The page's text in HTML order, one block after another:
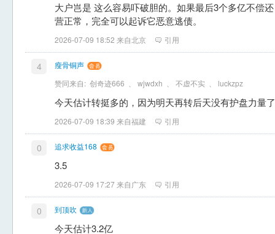
大户岂是 这么容易吓破胆的。如果最后3个多亿不偿
营正常，完全可以起诉它恶意逃债。
2026-07-09 18:52 来自北京 引用
4
瘦骨铜声
赞同来自: 创奇迹666 wjwdxh 不虚不实 luckzpz
今天估计转挺多的，因为明天再转后天没有护盘力量了
2026-07-09 18:39 来自福建 引用
0 追求收益168
3.5
2026-07-09 17:27 来自广东 引用
0 到顶吹
今天估计3.2亿